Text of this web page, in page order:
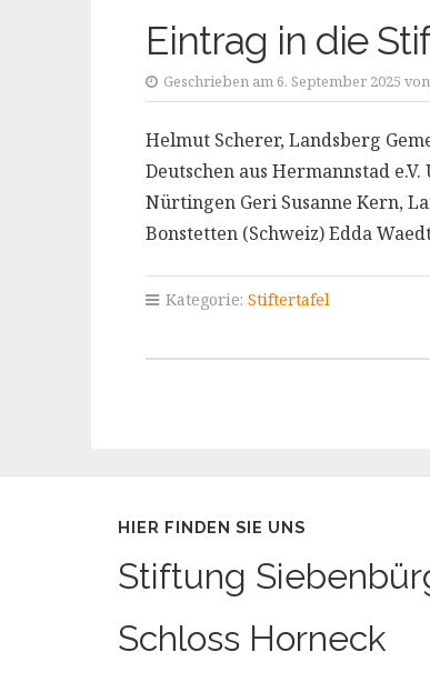
Eintrag in die
Geschrieben am 6. September 2025 von
Helmut Scherer, Landsberg
Deutschen aus Hermannstad
Nürtingen Geri Susanne Kern,
Bonstetten (Schweiz) Edda
Kategorie: Stiftertafel
HIER FINDEN SIE UNS
Stiftung
Schloss Horneck